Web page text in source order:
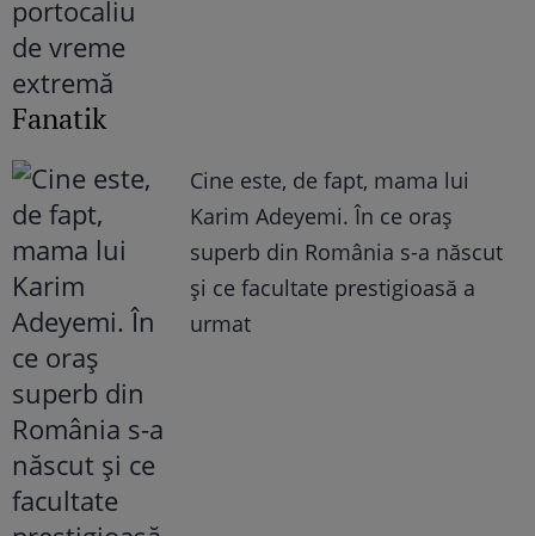
Fanatik
Cine este, de fapt, mama lui
Karim Adeyemi. În ce oraș
superb din România s-a născut
și ce facultate prestigioasă a
urmat